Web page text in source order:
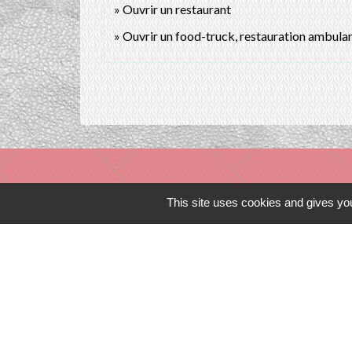
Ouvrir un restaurant
Ouvrir un food-truck, restauration
This site uses cookies and gives